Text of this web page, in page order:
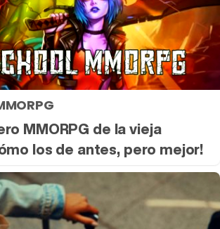
MMORPG de la vieja
los de antes, pero mejor!